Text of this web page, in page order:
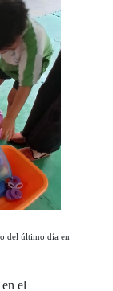
del último día en
el